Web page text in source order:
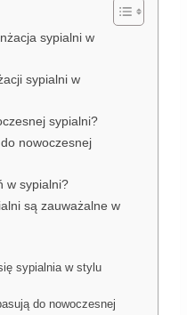
sypialni w
sypialni w
sypialni?
nowoczesnej
w sypialni?
są zauważalne w
sypialnia w stylu
do nowoczesnej